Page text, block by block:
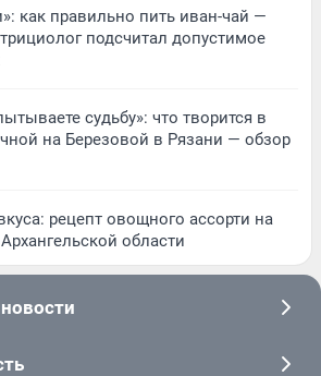
как правильно пить иван-чай —
подсчитал допустимое
судьбу»: что творится в
на Березовой в Рязани — обзор
рецепт овощного ассорти на
области